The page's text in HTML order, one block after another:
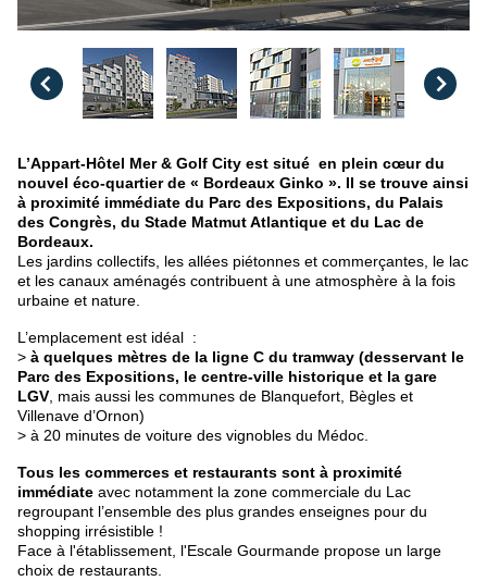
L’Appart-Hôtel Mer & Golf City est situé en plein cœur du
nouvel éco-quartier de « Bordeaux Ginko ». Il se trouve ainsi
à proximité immédiate du Parc des Expositions, du Palais
des Congrès, du Stade Matmut Atlantique et du Lac de
Bordeaux.
Les jardins collectifs, les allées piétonnes et commerçantes, le lac
et les canaux aménagés contribuent à une atmosphère à la fois
urbaine et nature.
L’emplacement est idéal :
> à quelques mètres de la ligne C du tramway (desservant le
Parc des Expositions, le centre-ville historique et la gare
LGV , mais aussi les communes de Blanquefort, Bègles et
Villenave d’Ornon)
> à 20 minutes de voiture des vignobles du Médoc.
Tous les commerces et restaurants sont à proximité
immédiate avec notamment la zone commerciale du Lac
regroupant l’ensemble des plus grandes enseignes pour du
shopping irrésistible !
Face à l'établissement, l'Escale Gourmande propose un large
choix de restaurants.